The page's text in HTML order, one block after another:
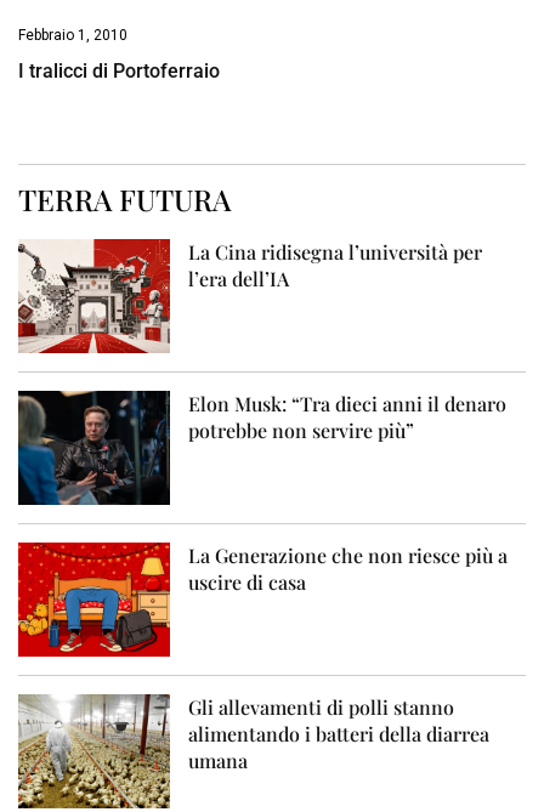
Febbraio 1, 2010
I tralicci di Portoferraio
TERRA FUTURA
La Cina ridisegna l’università per
l’era dell’IA
Elon Musk: “Tra dieci anni il denaro
potrebbe non servire più”
La Generazione che non riesce più a
uscire di casa
Gli allevamenti di polli stanno
alimentando i batteri della diarrea
umana